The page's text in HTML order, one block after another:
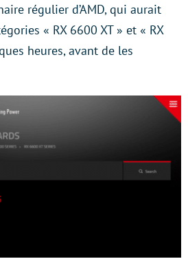
régulier d’AMD, qui aurait
« RX 6600 XT » et « RX
heures, avant de les